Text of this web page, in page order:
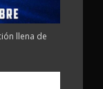
llena de